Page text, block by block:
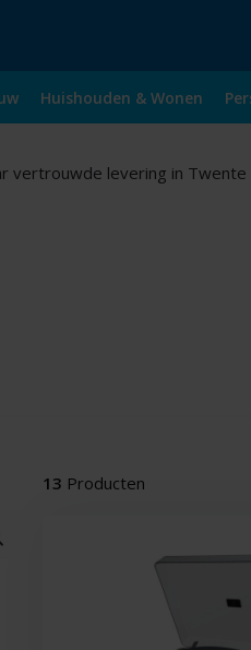
Huishouden & Wonen
vertrouwde levering in Twente
13 Producten